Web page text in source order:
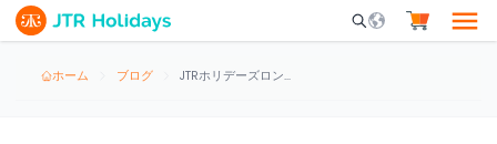
Mobile Search
ホーム ブログ JTRホリデーズロンドンレビュー2025：信頼できる旅行パートナー